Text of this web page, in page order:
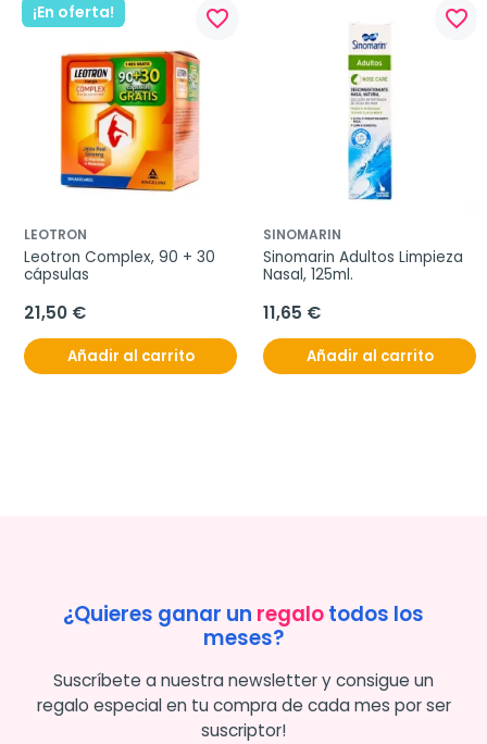
¡En oferta! favorite_border
LEOTRON
Leotron Complex, 90 + 30
cápsulas
21,50 €
Añadir al carrito
favorite_border
SINOMARIN
Sinomarin Adultos Limpieza
Nasal, 125ml.
11,65 €
Añadir al carrito
¿Quieres ganar un regalotodos los
meses?
Suscríbete a nuestra newsletter y consigue un
regalo especial en tu compra de cada mes por ser
suscriptor!